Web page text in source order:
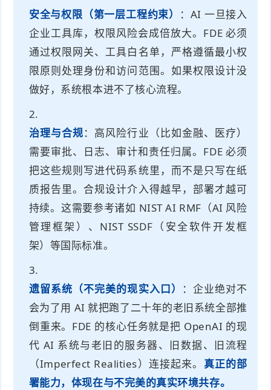
安全与权限（第一层工程约束）
：AI 一旦接入
企业工具库，权限风险会成倍放大。FDE 必须
通过权限网关、工具白名单，严格遵循最小权
限原则处理身份和访问范围。如果权限设计没
做好，系统根本进不了核心流程。
治理与合规：高风险行业（比如金融、医疗）
需要审批、日志、审计和责任归属。FDE 必须
把这些规则写进代码系统里，而不是只写在纸
质报告里。合规设计介入得越早，部署才越可
持续。这需要参考诸如 NIST AI RMF（AI 风险
管理框架）、NIST SSDF（安全软件开发框
架）等国际标准。
遗留系统（不完美的现实入口）
：企业绝对不
会为了用 AI 就把跑了二十年的老旧系统全部推
倒重来。FDE 的核心任务就是把 OpenAI 的现
代 AI 系统与老旧的服务器、旧数据、旧流程
（Imperfect Realities）连接起来。 真正的部
署能力，体现在与不完美的真实环境共存。